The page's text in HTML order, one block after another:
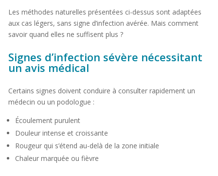
Les méthodes naturelles présentées ci-dessus sont adaptées
aux cas légers, sans signe d’infection avérée. Mais comment
savoir quand elles ne suffisent plus ?
Signes d’infection sévère nécessitant
un avis médical
Certains signes doivent conduire à consulter rapidement un
médecin ou un podologue :
Écoulement purulent
Douleur intense et croissante
Rougeur qui s’étend au-delà de la zone initiale
Chaleur marquée ou fièvre